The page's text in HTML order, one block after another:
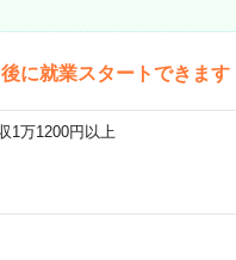
に就業スタートできます
万1200円以上